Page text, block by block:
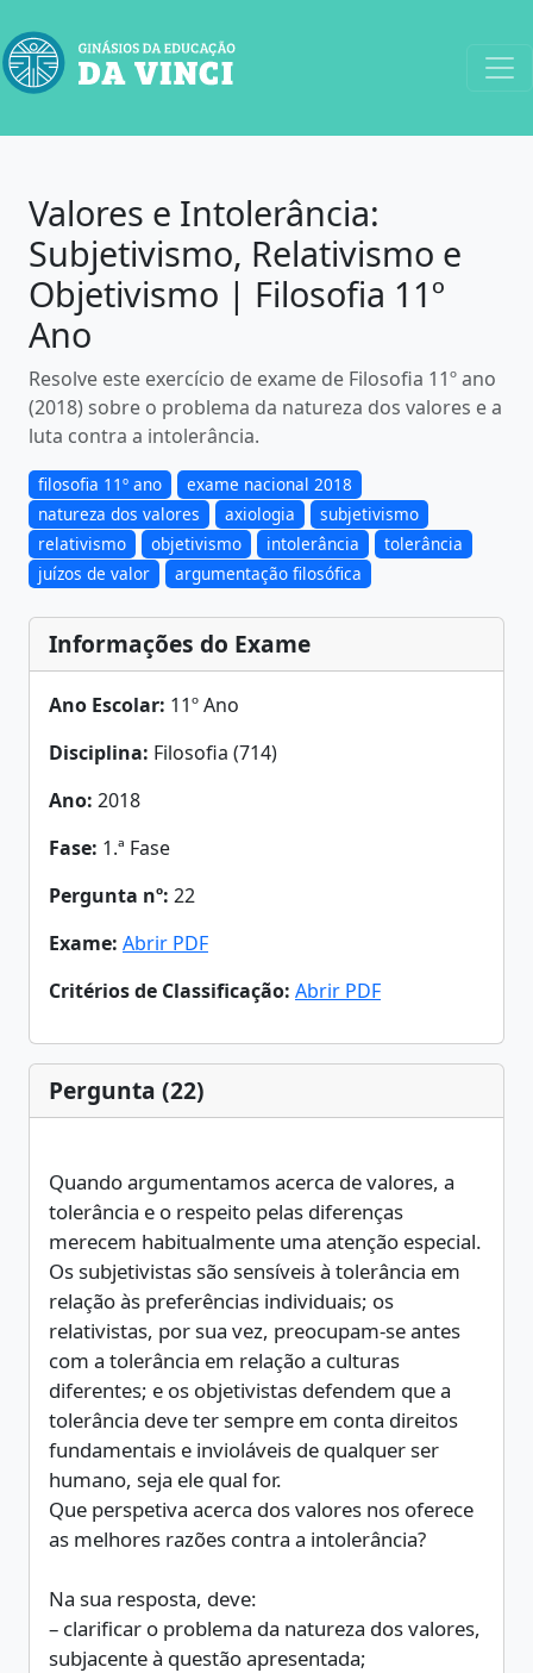
Valores e Intolerância:
Subjetivismo, Relativismo e
Objetivismo | Filosofia 11º
Ano
Resolve este exercício de exame de Filosofia 11º ano
(2018) sobre o problema da natureza dos valores e a
luta contra a intolerância.
filosofia 11º ano
exame nacional 2018
natureza dos valores
axiologia
subjetivismo
relativismo
objetivismo intolerância
tolerância
juízos de valor
argumentação filosófica
Informações do Exame
Ano Escolar: 11º Ano
Disciplina: Filosofia (714)
Ano: 2018
Fase: 1.ª Fase
Pergunta nº: 22
Exame: Abrir PDF
Critérios de Classificação: Abrir PDF
Pergunta (22)
Quando argumentamos acerca de valores, a
tolerância e o respeito pelas diferenças
merecem habitualmente uma atenção especial.
Os subjetivistas são sensíveis à tolerância em
relação às preferências individuais; os
relativistas, por sua vez, preocupam-se antes
com a tolerância em relação a culturas
diferentes; e os objetivistas defendem que a
tolerância deve ter sempre em conta direitos
fundamentais e invioláveis de qualquer ser
humano, seja ele qual for.
Que perspetiva acerca dos valores nos oferece
as melhores razões contra a intolerância?
Na sua resposta, deve:
– clarificar o problema da natureza dos valores,
subjacente à questão apresentada;